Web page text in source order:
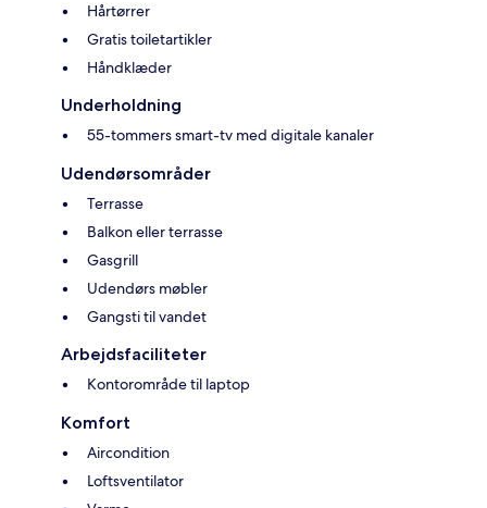
Hårtørrer
Gratis toiletartikler
Håndklæder
Underholdning
55-tommers smart-tv med digitale kanaler
Udendørsområder
Terrasse
Balkon eller terrasse
Gasgrill
Udendørs møbler
Gangsti til vandet
Arbejdsfaciliteter
Kontorområde til laptop
Komfort
Aircondition
Loftsventilator